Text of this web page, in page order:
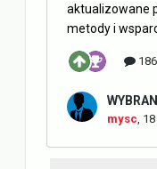
aktualizowane
metody i
mysc